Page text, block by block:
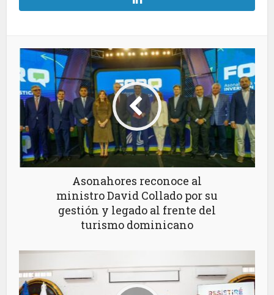
Asonahores reconoce al
ministro David Collado por su
gestión y legado al frente del
turismo dominicano